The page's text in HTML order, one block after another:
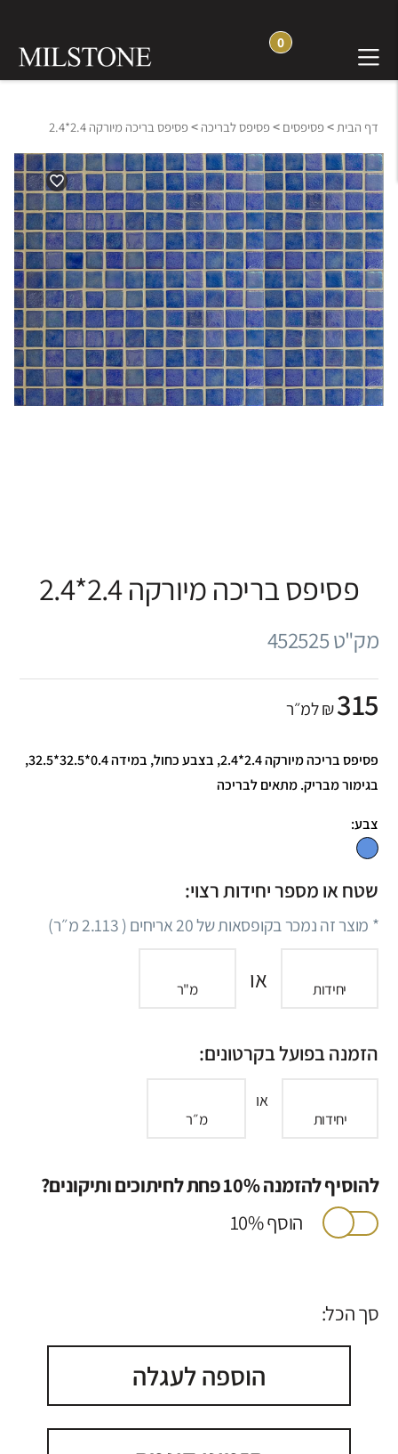
0
דף הבית>פסיפסים >פסיפס לבריכה >פסיפס בריכה מיורקה 2.4*2.4
פסיפס בריכה מיורקה 2.4*2.4
מק"ט 452525
315₪ למ״ר
פסיפס בריכה מיורקה 2.4*2.4, בצבע כחול, במידה 0.4*32.5*32.5,
בגימור מבריק. מתאים לבריכה
צבע:
שטח או מספר יחידות רצוי:
* מוצר זה נמכר בקופסאות של20אריחים (2.113מ״ר)
יחידות או מ"ר
הזמנה בפועל בקרטונים:
יחידות
או
מ״ר
להוסיף להזמנה 10% פחת לחיתוכים ותיקונים?
הוסף 10%
סך הכל:
הוספה לעגלה